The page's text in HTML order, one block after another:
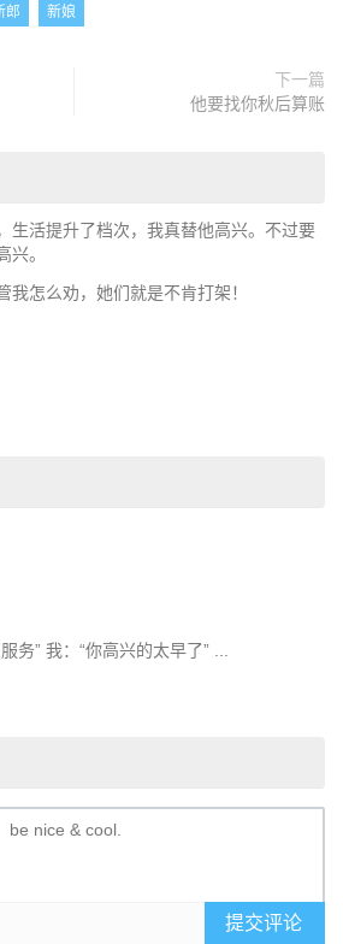
郎 新娘
下一篇
他要找你秋后算账
生活提升了档次，我真替他高兴。不过要
兴。
我怎么劝，她们就是不肯打架！
务” 我：“你高兴的太早了” ...
提交评论